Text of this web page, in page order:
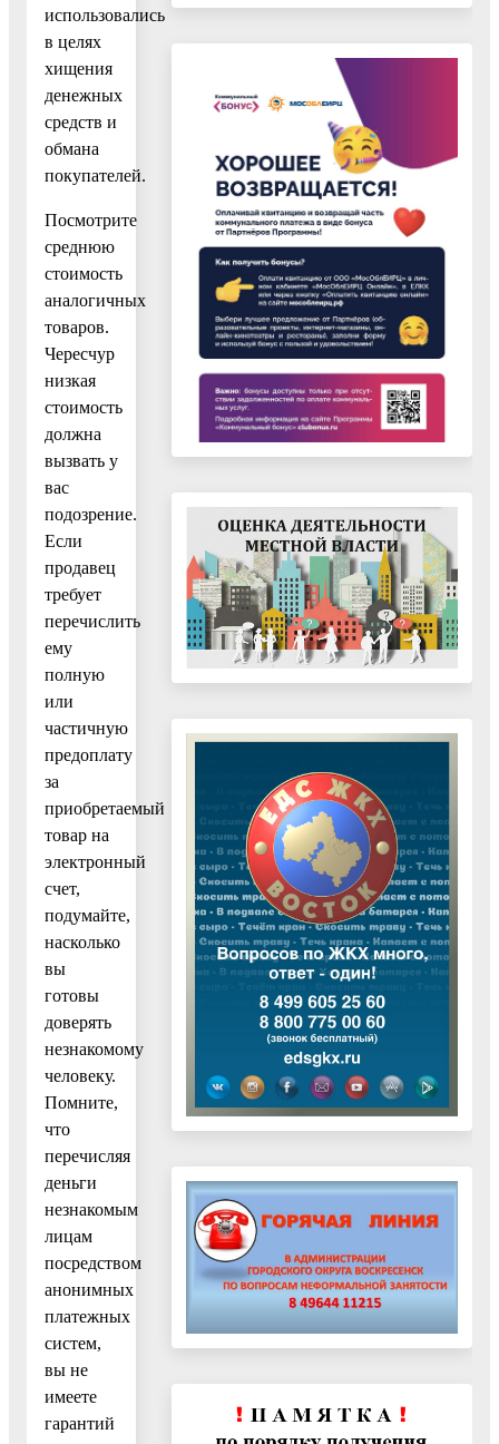
использовались
в целях
хищения
денежных
средств и
обмана
покупателей.
Посмотрите
среднюю
стоимость
аналогичных
товаров.
Чересчур
низкая
стоимость
должна
вызвать у
вас
подозрение.
Если
продавец
требует
перечислить
ему
полную
или
частичную
предоплату
за
приобретаемый
товар на
электронный
счет,
подумайте,
насколько
вы
готовы
доверять
незнакомому
человеку.
Помните,
что
перечисляя
деньги
незнакомым
лицам
посредством
анонимных
платежных
систем,
вы не
имеете
гарантий